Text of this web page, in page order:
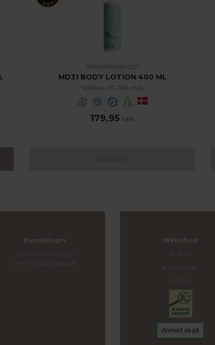
DERMAKNOWLOGY
MD31 BODY LOTION 400 ML
NORMAL OG TØR HUD
179,95 DKK
Kundelogin
Opret kundelogin
Glemt adgangskode
Webshop
Brands
Kategorier
Tilbud